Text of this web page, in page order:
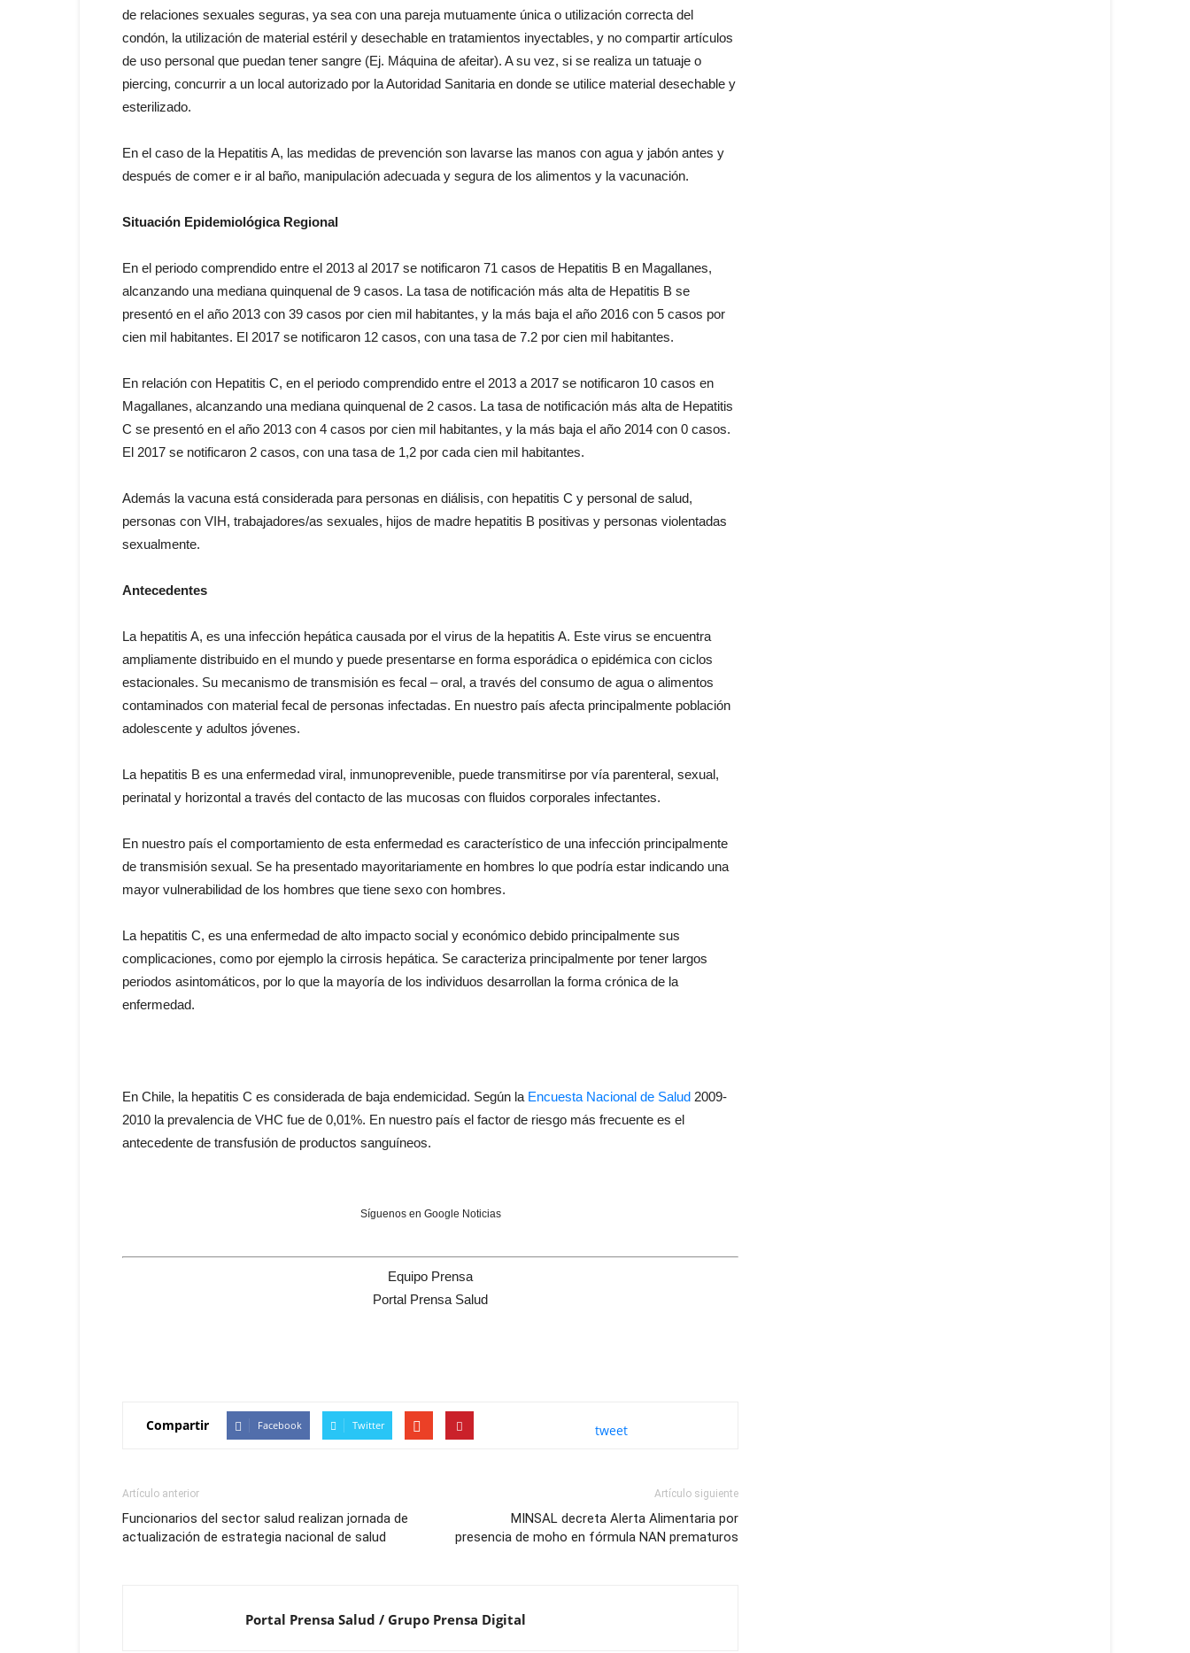
de relaciones sexuales seguras, ya sea con una pareja mutuamente única o utilización correcta del
condón, la utilización de material estéril y desechable en tratamientos inyectables, y no compartir artículos
de uso personal que puedan tener sangre (Ej. Máquina de afeitar). A su vez, si se realiza un tatuaje o
piercing, concurrir a un local autorizado por la Autoridad Sanitaria en donde se utilice material desechable y
esterilizado.
En el caso de la Hepatitis A, las medidas de prevención son lavarse las manos con agua y jabón antes y
después de comer e ir al baño, manipulación adecuada y segura de los alimentos y la vacunación.
Situación Epidemiológica Regional
En el periodo comprendido entre el 2013 al 2017 se notificaron 71 casos de Hepatitis B en Magallanes,
alcanzando una mediana quinquenal de 9 casos. La tasa de notificación más alta de Hepatitis B se
presentó en el año 2013 con 39 casos por cien mil habitantes, y la más baja el año 2016 con 5 casos por
cien mil habitantes. El 2017 se notificaron 12 casos, con una tasa de 7.2 por cien mil habitantes.
En relación con Hepatitis C, en el periodo comprendido entre el 2013 a 2017 se notificaron 10 casos en
Magallanes, alcanzando una mediana quinquenal de 2 casos. La tasa de notificación más alta de Hepatitis
C se presentó en el año 2013 con 4 casos por cien mil habitantes, y la más baja el año 2014 con 0 casos.
El 2017 se notificaron 2 casos, con una tasa de 1,2 por cada cien mil habitantes.
Además la vacuna está considerada para personas en diálisis, con hepatitis C y personal de salud,
personas con VIH, trabajadores/as sexuales, hijos de madre hepatitis B positivas y personas violentadas
sexualmente.
Antecedentes
La hepatitis A, es una infección hepática causada por el virus de la hepatitis A. Este virus se encuentra
ampliamente distribuido en el mundo y puede presentarse en forma esporádica o epidémica con ciclos
estacionales. Su mecanismo de transmisión es fecal – oral, a través del consumo de agua o alimentos
contaminados con material fecal de personas infectadas. En nuestro país afecta principalmente población
adolescente y adultos jóvenes.
La hepatitis B es una enfermedad viral, inmunoprevenible, puede transmitirse por vía parenteral, sexual,
perinatal y horizontal a través del contacto de las mucosas con fluidos corporales infectantes.
En nuestro país el comportamiento de esta enfermedad es característico de una infección principalmente
de transmisión sexual. Se ha presentado mayoritariamente en hombres lo que podría estar indicando una
mayor vulnerabilidad de los hombres que tiene sexo con hombres.
La hepatitis C, es una enfermedad de alto impacto social y económico debido principalmente sus
complicaciones, como por ejemplo la cirrosis hepática. Se caracteriza principalmente por tener largos
periodos asintomáticos, por lo que la mayoría de los individuos desarrollan la forma crónica de la
enfermedad.
En Chile, la hepatitis C es considerada de baja endemicidad. Según la Encuesta Nacional de Salud 2009-
2010 la prevalencia de VHC fue de 0,01%. En nuestro país el factor de riesgo más frecuente es el
antecedente de transfusión de productos sanguíneos.
Síguenos en Google Noticias
Equipo Prensa
Portal Prensa Salud
Compartir Facebook Twitter tweet
Artículo anterior
Funcionarios del sector salud realizan jornada de
actualización de estrategia nacional de salud
Artículo siguiente
MINSAL decreta Alerta Alimentaria por
presencia de moho en fórmula NAN prematuros
Portal Prensa Salud / Grupo Prensa Digital